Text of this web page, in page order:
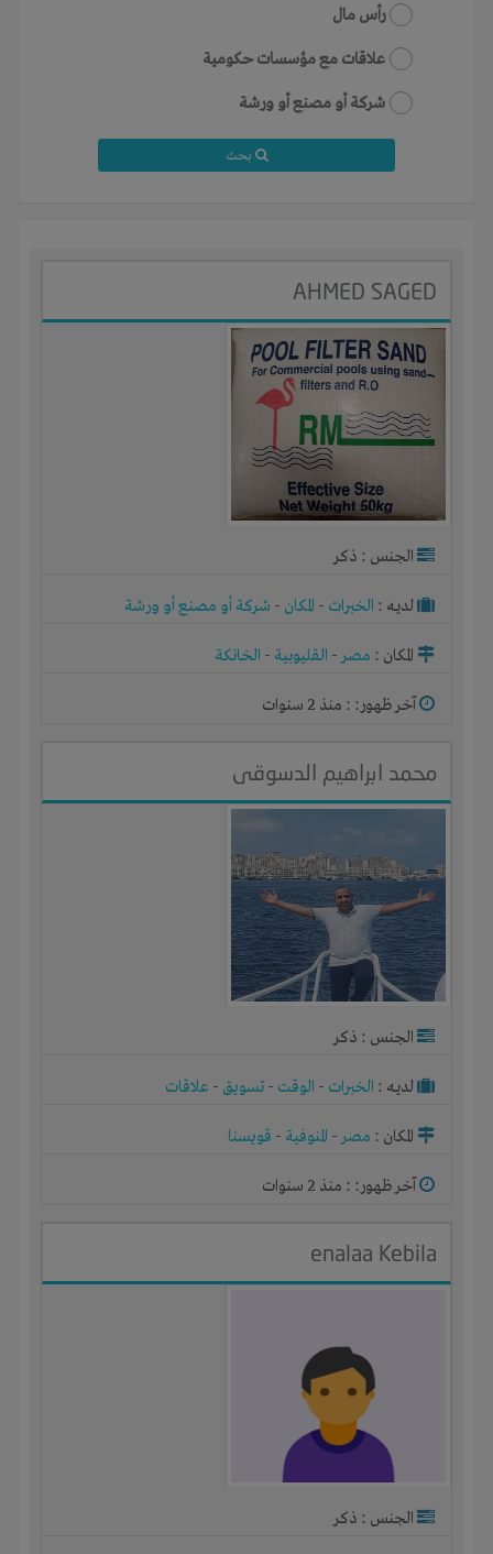
رأس مال
علاقات مع مؤسسات حكومية
شركة أو مصنع أو ورشة
AHMED SAGED
الجنس : ذكر
لديـه : الخبرات - المكان - شركة أو مصنع أو ورشة
المكان : مصر- القليوبية - الخانكة
آخر ظهور: : منذ 2 سنوات
محمد ابراهيم الدسوقى
الجنس : ذكر
لديـه : الخبرات - الوقت - تسويق - علاقات
المكان : مصر- المنوفية - قويسنا
آخر ظهور: : منذ 2 سنوات
enalaa Kebila
الجنس : ذكر